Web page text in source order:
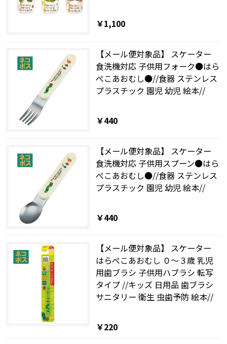
￥1,100
【メール便対象品】 スケーター
食洗機対応 子供用フォーク●はら
ぺこあおむし●//食器 ステンレス
プラスチック 園児 幼児 絵本//
￥440
【メール便対象品】 スケーター
食洗機対応 子供用スプーン●はら
ぺこあおむし●//食器 ステンレス
プラスチック 園児 幼児 絵本//
￥440
【メール便対象品】 スケーター
はらぺこあおむし ０～３歳 乳児
用歯ブラシ 子供用ハブラシ 転写
タイプ //キッズ 日用品 歯ブラシ
サニタリー 衛生 虫歯予防 絵本//
￥220